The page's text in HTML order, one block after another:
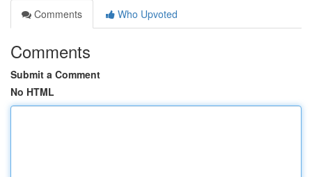
Comments
Who Upvoted
Comments
Submit a Comment
No HTML